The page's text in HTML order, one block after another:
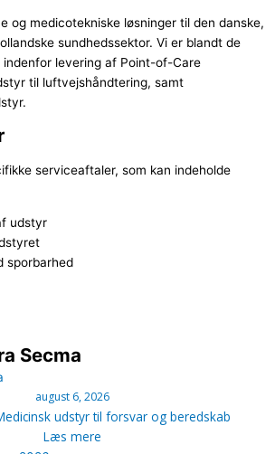
og medicotekniske løsninger til den danske,
sundhedssektor. Vi er blandt de
levering af Point-of-Care
til luftvejshåndtering, samt
serviceaftaler, som kan indeholde
udstyr
sporbarhed
Secma
august 6, 2026
udstyr til forsvar og beredskab
Læs mere